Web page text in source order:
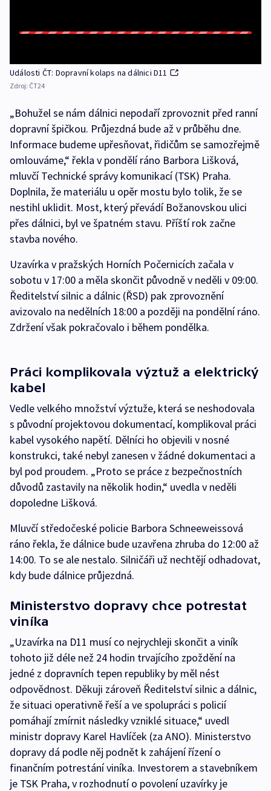
Události ČT: Dopravní kolaps na dálnici D11
Zdroj: ČT24
„Bohužel se nám dálnici nepodaří zprovoznit před ranní
dopravní špičkou. Průjezdná bude až v průběhu dne.
Informace budeme upřesňovat, řidičům se samozřejmě
omlouváme,“ řekla v pondělí ráno Barbora Lišková,
mluvčí Technické správy komunikací (TSK) Praha.
Doplnila, že materiálu u opěr mostu bylo tolik, že se
nestihl uklidit. Most, který převádí Božanovskou ulici
přes dálnici, byl ve špatném stavu. Příští rok začne
stavba nového.
Uzavírka v pražských Horních Počernicích začala v
sobotu v 17:00 a měla skončit původně v neděli v 09:00.
Ředitelství silnic a dálnic (ŘSD) pak zprovoznění
avizovalo na nedělních 18:00 a později na pondělní ráno.
Zdržení však pokračovalo i během pondělka.
Práci komplikovala výztuž a elektrický
kabel
Vedle velkého množství výztuže, která se neshodovala
s původní projektovou dokumentací, komplikoval práci
kabel vysokého napětí. Dělníci ho objevili v nosné
konstrukci, také nebyl zanesen v žádné dokumentaci a
byl pod proudem. „Proto se práce z bezpečnostních
důvodů zastavily na několik hodin,“ uvedla v neděli
dopoledne Lišková.
Mluvčí středočeské policie Barbora Schneeweissová
ráno řekla, že dálnice bude uzavřena zhruba do 12:00 až
14:00. To se ale nestalo. Silničáři už nechtějí odhadovat,
kdy bude dálnice průjezdná.
Ministerstvo dopravy chce potrestat
viníka
„Uzavírka na D11 musí co nejrychleji skončit a viník
tohoto již déle než 24 hodin trvajícího zpoždění na
jedné z dopravních tepen republiky by měl nést
odpovědnost. Děkuji zároveň Ředitelství silnic a dálnic,
že situaci operativně řeší a ve spolupráci s policií
pomáhají zmírnit následky vzniklé situace,“ uvedl
ministr dopravy Karel Havlíček (za ANO). Ministerstvo
dopravy dá podle něj podnět k zahájení řízení o
finančním potrestání viníka. Investorem a stavebníkem
je TSK Praha, v rozhodnutí o povolení uzavírky je